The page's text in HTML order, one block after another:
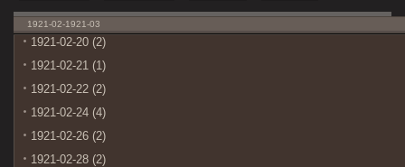
1921-02-1921-03
1921-02-20 (2)
1921-02-21 (1)
1921-02-22 (2)
1921-02-24 (4)
1921-02-26 (2)
1921-02-28 (2)